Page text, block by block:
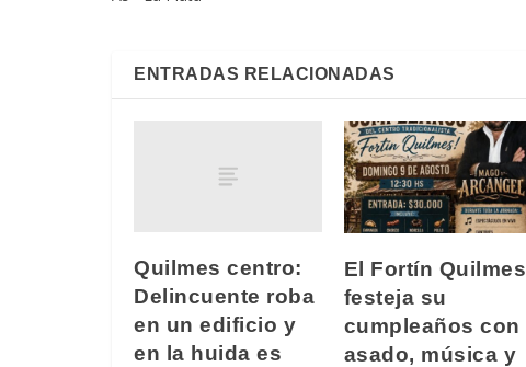
ENTRADAS RELACIONADAS
Quilmes centro:
Delincuente roba
en un edificio y
en la huida es
El Fortín Quilmes
festeja su
cumpleaños con
asado, música y